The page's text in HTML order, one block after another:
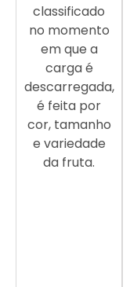
classificado
no momento
em que a
carga é
descarregada,
é feita por
cor, tamanho
e variedade
da fruta.